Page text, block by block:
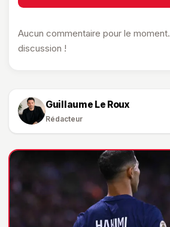
Aucun commentaire pour le
discussion !
Guillaume Le Roux
Rédacteur